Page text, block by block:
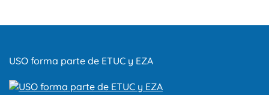
USO forma parte de ETUC y EZA